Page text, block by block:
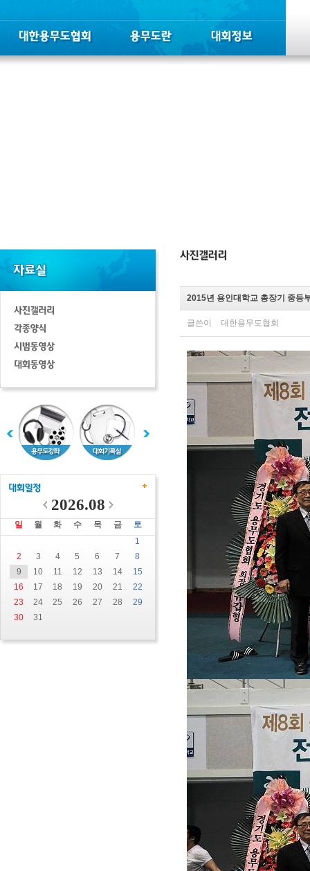
2026.08
일 월 화 수 목 금
토
1
2
3 4 5 6 7
8
9
10 11 12 13 14
15
16
17 18 19 20 21
22
23
24 25 26 27 28
29
30
31
2015년 용인대학교 총장기 중등
글쓴이 대한용무도협회